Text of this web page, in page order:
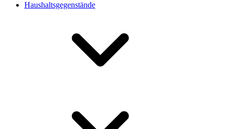
Haushaltsgegenstände